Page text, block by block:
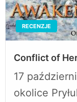
RECENZJE
Conflict of
17
okolice